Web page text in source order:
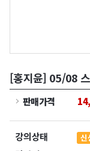
[홍지윤] 05/08
판매가격
강의상태 신